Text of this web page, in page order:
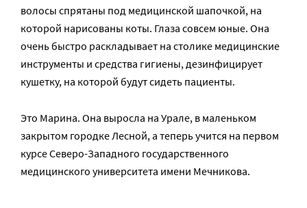
волосы спрятаны под медицинской шапочкой, на
которой нарисованы коты. Глаза совсем юные. Она
очень быстро раскладывает на столике медицинские
инструменты и средства гигиены, дезинфицирует
кушетку, на которой будут сидеть пациенты.
Это Марина. Она выросла на Урале, в маленьком
закрытом городке Лесной, а теперь учится на первом
курсе Северо-Западного государственного
медицинского университета имени Мечникова.